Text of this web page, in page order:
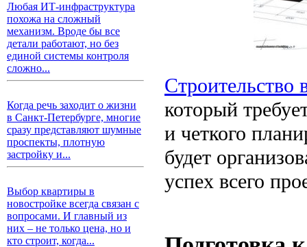
Любая ИТ-инфраструктура
похожа на сложный
механизм. Вроде бы все
детали работают, но без
единой системы контроля
сложно...
Когда речь заходит о жизни
в Санкт-Петербурге, многие
сразу представляют шумные
проспекты, плотную
застройку и...
Выбор квартиры в
новостройке всегда связан с
вопросами. И главный из
них – не только цена, но и
кто строит, когда...
Строительство
который
и четкого
будет
успех всего